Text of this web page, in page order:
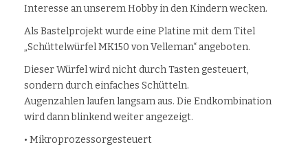
Interesse an unserem Hobby in den Kindern wecken.
Als Bastelprojekt wurde eine Platine mit dem Titel
„Schüttelwürfel MK150 von Velleman“ angeboten.
Dieser Würfel wird nicht durch Tasten gesteuert,
sondern durch einfaches Schütteln.
Augenzahlen laufen langsam aus. Die Endkombination
wird dann blinkend weiter angezeigt.
• Mikroprozessorgesteuert